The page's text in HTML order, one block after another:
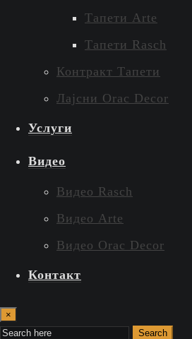
Тапети Arte
Тапети Rasch
Контракт Тапети
Лајсни Orac Decor
Услуги
Видео
Видео Rasch
Видео Arte
Видео Orac Decor
Контакт
×
Search